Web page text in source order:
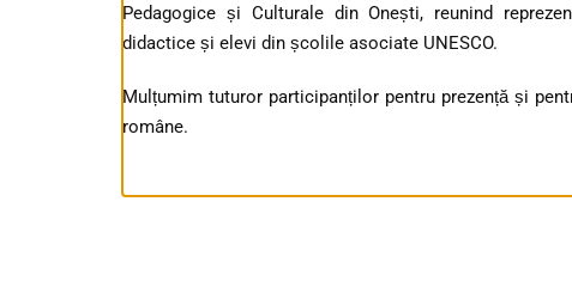
Pedagogice și Culturale din Onești, reunind
didactice și elevi din școlile asociate UNESCO.
Mulțumim tuturor participanților pentru prezență și
române.